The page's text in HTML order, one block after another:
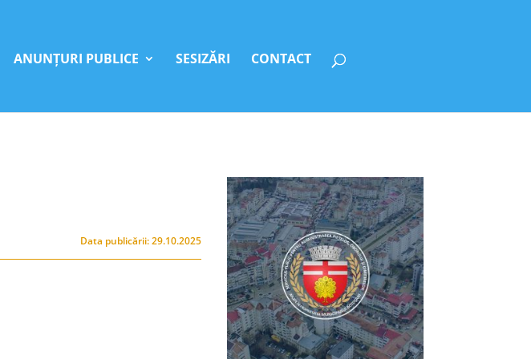
ANUNȚURI PUBLICE SESIZĂRI CONTACT
Data publicării: 29.10.2025